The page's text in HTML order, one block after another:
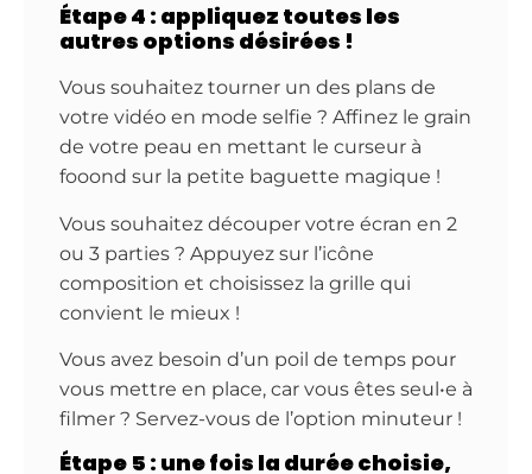
Étape 4 : appliquez toutes les
autres options désirées !
Vous souhaitez tourner un des plans de
votre vidéo en mode selfie ? Affinez le grain
de votre peau en mettant le curseur à
fooond sur la petite baguette magique !
Vous souhaitez découper votre écran en 2
ou 3 parties ? Appuyez sur l’icône
composition et choisissez la grille qui
convient le mieux !
Vous avez besoin d’un poil de temps pour
vous mettre en place, car vous êtes seul•e à
filmer ? Servez-vous de l’option minuteur !
Étape 5 : une fois la durée choisie,